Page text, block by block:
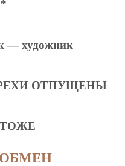
— художник
ОТПУЩЕНЫ